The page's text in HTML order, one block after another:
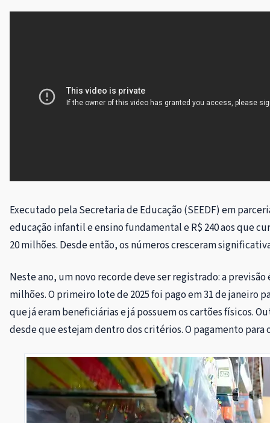
Executado pela Secretaria de Educação (SEEDF) em
educação infantil e ensino fundamental e R$ 240 aos que
20 milhões. Desde então, os números cresceram
Neste ano, um novo recorde deve ser registrado: a
milhões. O primeiro lote de 2025 foi pago em 31 de janeiro
que já eram beneficiárias e já possuem os cartões físicos.
desde que estejam dentro dos critérios. O pagamento